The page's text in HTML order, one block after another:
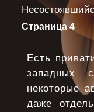
Страница 4
Есть
западных
некоторые
даже